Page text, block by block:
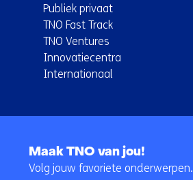
Publiek privaat
TNO Fast Track
TNO Ventures
Innovatiecentra
Internationaal
navigatie
Maak TNO van jou!
Volg jouw favoriete onderwerpen.